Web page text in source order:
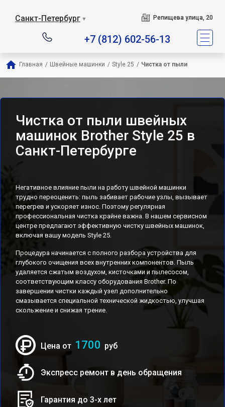
Санкт-Петербург ▼ Репищева улица, 20
+7 (812) 602-56-13
Главная / Швейные машинки / Style 25 / Чистка от пыли
Чистка от пыли швейных
машинок Brother Style 25 в
Санкт-Петербурге
Негативное влияние пыли на работу швейной машинки
трудно переоценить: пыль забивает рабочие узлы, вызывает
перегрев и ускоряет износ. Поэтому регулярная
профессиональная чистка крайне важна. В нашем сервисном
центре предлагают эффективную чистку швейных машинок,
включая вашу модель Style 25.
Процедура начинается с полного разбора устройства для
глубокого очищения всех внутренних компонентов. Пыль
удаляется сжатым воздухом, кисточками и пылесосом,
соответствующим классу оборудования Brother. По
завершении чистки каждый узел дополнительно
смазывается специальной технической жидкостью, улучшая
скольжение и снижая трение.
Цена от 1700 руб
Экспресс ремонт в день обращения
Гарантия до 3-х лет